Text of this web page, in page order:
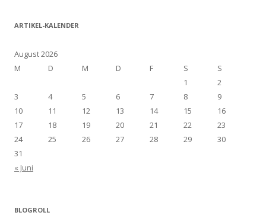
ARTIKEL-KALENDER
August 2026
M
D M D F S
S
1
2
3
4 5 6 7 8
9
10
11 12 13 14 15
16
17
18 19 20 21 22
23
24
25 26 27 28 29
30
31
« Juni
BLOGROLL